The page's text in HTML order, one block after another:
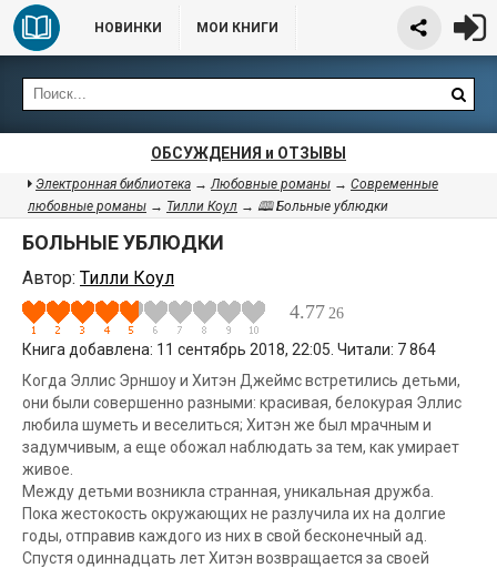
НОВИНКИ МОИ КНИГИ
ОБСУЖДЕНИЯ и ОТЗЫВЫ
Электронная библиотека →Любовные романы → Современные
любовные романы → Тилли Коул → 🕮 Больные ублюдки
БОЛЬНЫЕ УБЛЮДКИ
Автор: Тилли Коул
4.77 26
Книга добавлена: 11 сентябрь 2018, 22:05. Читали: 7 864
Когда Эллис Эрншоу и Хитэн Джеймс встретились детьми,
они были совершенно разными: красивая, белокурая Эллис
любила шуметь и веселиться; Хитэн же был мрачным и
задумчивым, а еще обожал наблюдать за тем, как умирает
живое.
Между детьми возникла странная, уникальная дружба.
Пока жестокость окружающих не разлучила их на долгие
годы, отправив каждого из них в свой бесконечный ад.
Спустя одиннадцать лет Хитэн возвращается за своей